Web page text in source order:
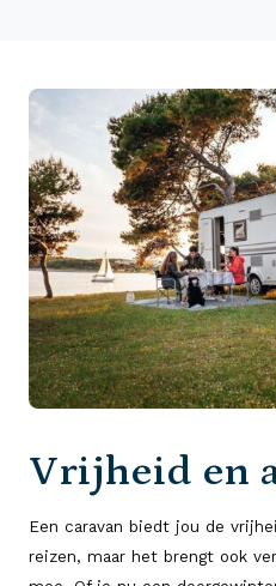
Vrijheid en
Een caravan biedt jou de
reizen, maar het brengt ook